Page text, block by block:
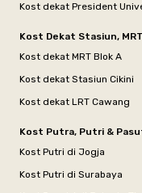
Kost dekat President
Kost Dekat Stasiun,
Kost dekat MRT Blok A
Kost dekat Stasiun Cikini
Kost dekat LRT Cawang
Kost Putra, Putri &
Kost Putri di Jogja
Kost Putri di Surabaya